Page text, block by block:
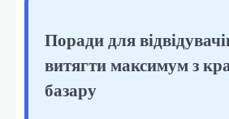
Поради для
витягти максимум з
базару